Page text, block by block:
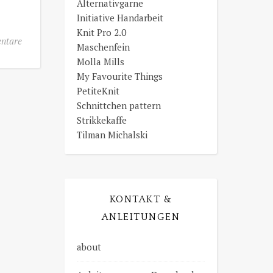
Alternativgarne
Initiative Handarbeit
Knit Pro 2.0
Maschenfein
Molla Mills
My Favourite Things
PetiteKnit
Schnittchen pattern
Strikkekaffe
Tilman Michalski
KONTAKT &
ANLEITUNGEN
about